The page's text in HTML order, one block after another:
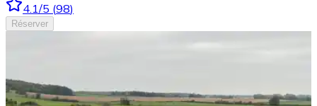
4.1/5 (98)
Réserver